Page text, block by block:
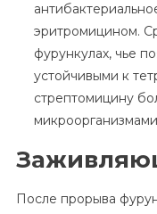
эритромицином.
фурункулах, чье
устойчивыми к
стрептомицину
После прорыва